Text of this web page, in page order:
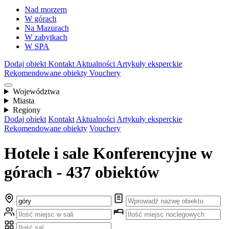
Nad morzem
W górach
Na Mazurach
W zabytkach
W SPA
Dodaj obiekt Kontakt Aktualności Artykuły eksperckie
Rekomendowane obiekty Vouchery
Województwa
Miasta
Regiony
Dodaj obiekt Kontakt Aktualności Artykuły eksperckie
Rekomendowane obiekty Vouchery
Hotele i sale Konferencyjne w
górach - 437 obiektów